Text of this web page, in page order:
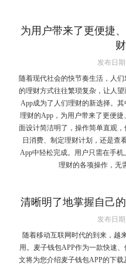
为用户带来了更便捷
发布日期
随着现代社会的快节奏生活，人
的理财方式往往繁琐复杂，让人
App成为了人们理财的新选择。
理财的App，为用户带来了更便
面设计简洁明了，操作简单直观
日消费、制定理财计划，还是查
App中轻松完成。用户只需在手
理财的各项操作，无
清晰明了地掌握自己
发布日期
随着移动互联网时代的到来，越
用。麦子钱包APP作为一款快速
文将为您介绍麦子钱包APP的下载